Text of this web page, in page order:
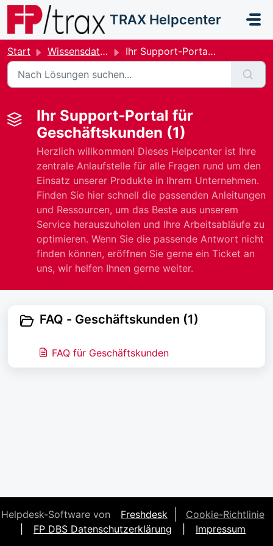
Zum hauptsächlichen Inhalt gehen
TRAX Helpcenter
Start Wissensdatenbank Ihr Support-Portal für Geschäftskunden
Ihr Support-Portal für
Geschäftskunden (1)
Herzlich willkommen! Dieses Helpcenter ist Ihre
zentrale Anlaufstelle für alle Fragen rund um den
Einsatz unserer Produkte in Ihrem Unternehmen.
Finden Sie hier schnell die passenden Anleitungen
und Ressourcen, um das Beste aus unserem
Service herauszuholen und Ihre Arbeitsabläufe zu
optimieren. Wenn Sie die passende Antwort nicht
finden können, eröffnen Sie gerne ein Ticket an
uns, wir helfen Ihnen gerne weiter.
FAQ - Geschäftskunden (1)
FAQ für Geschäftskunden
Helpdesk-Software von Freshdesk
Cookie-Richtlinie
FP DBS Datenschutzerklärung Impressum